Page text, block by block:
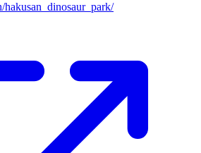
hakusan_dinosaur_park/